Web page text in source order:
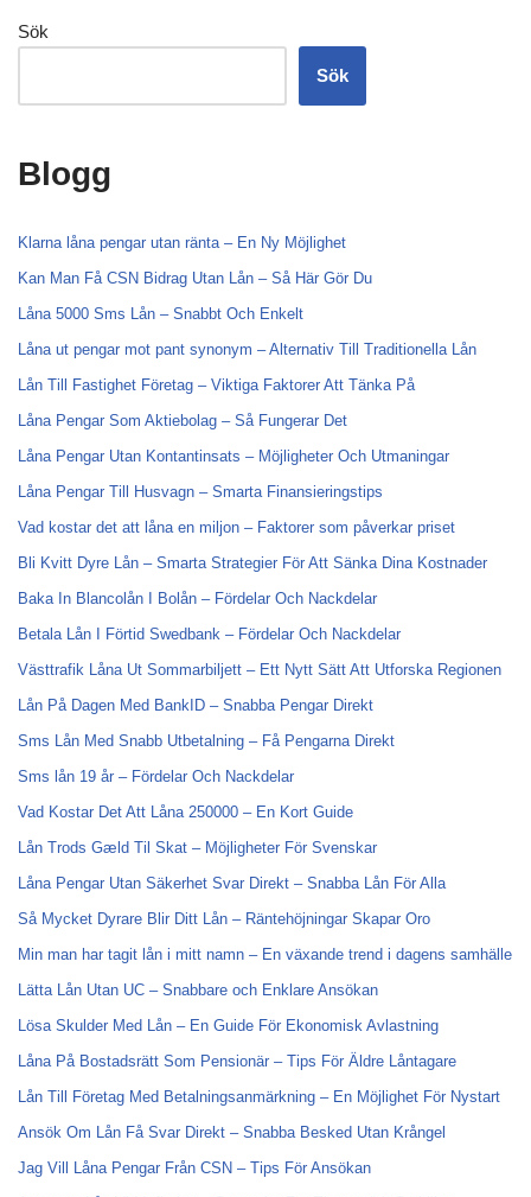
Sök
Sök
Blogg
Klarna låna pengar utan ränta – En Ny Möjlighet
Kan Man Få CSN Bidrag Utan Lån – Så Här Gör Du
Låna 5000 Sms Lån – Snabbt Och Enkelt
Låna ut pengar mot pant synonym – Alternativ Till Traditionella Lån
Lån Till Fastighet Företag – Viktiga Faktorer Att Tänka På
Låna Pengar Som Aktiebolag – Så Fungerar Det
Låna Pengar Utan Kontantinsats – Möjligheter Och Utmaningar
Låna Pengar Till Husvagn – Smarta Finansieringstips
Vad kostar det att låna en miljon – Faktorer som påverkar priset
Bli Kvitt Dyre Lån – Smarta Strategier För Att Sänka Dina Kostnader
Baka In Blancolån I Bolån – Fördelar Och Nackdelar
Betala Lån I Förtid Swedbank – Fördelar Och Nackdelar
Västtrafik Låna Ut Sommarbiljett – Ett Nytt Sätt Att Utforska Regionen
Lån På Dagen Med BankID – Snabba Pengar Direkt
Sms Lån Med Snabb Utbetalning – Få Pengarna Direkt
Sms lån 19 år – Fördelar Och Nackdelar
Vad Kostar Det Att Låna 250000 – En Kort Guide
Lån Trods Gæld Til Skat – Möjligheter För Svenskar
Låna Pengar Utan Säkerhet Svar Direkt – Snabba Lån För Alla
Så Mycket Dyrare Blir Ditt Lån – Räntehöjningar Skapar Oro
Min man har tagit lån i mitt namn – En växande trend i dagens samhälle
Lätta Lån Utan UC – Snabbare och Enklare Ansökan
Lösa Skulder Med Lån – En Guide För Ekonomisk Avlastning
Låna På Bostadsrätt Som Pensionär – Tips För Äldre Låntagare
Lån Till Företag Med Betalningsanmärkning – En Möjlighet För Nystart
Ansök Om Lån Få Svar Direkt – Snabba Besked Utan Krångel
Jag Vill Låna Pengar Från CSN – Tips För Ansökan